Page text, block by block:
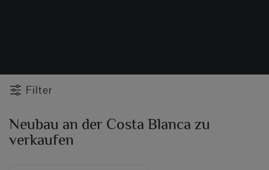
Filter
Neubau an der Costa Blanca zu
verkaufen